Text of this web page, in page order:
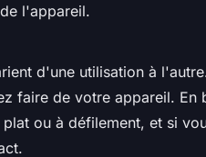
l'appareil.
d'une utilisation à
faire de votre appareil. En
ou à défilement, et si